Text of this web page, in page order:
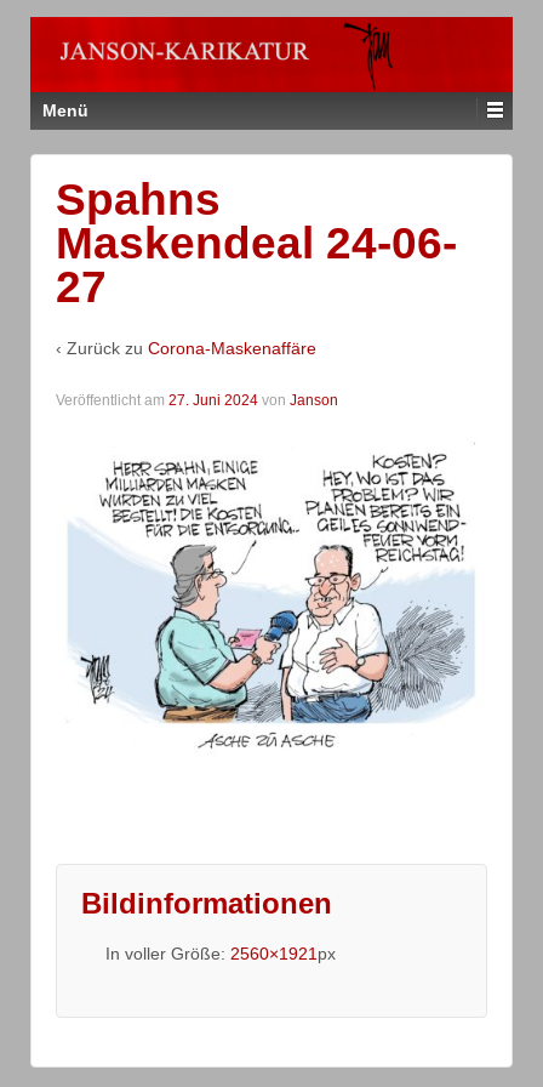
Menü
Spahns
Maskendeal 24-06-
27
‹ Zurück zu Corona-Maskenaffäre
Veröffentlicht am 27. Juni 2024 von Janson
Bildinformationen
In voller Größe: 2560×1921 px